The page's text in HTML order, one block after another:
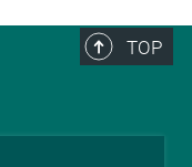
TOP